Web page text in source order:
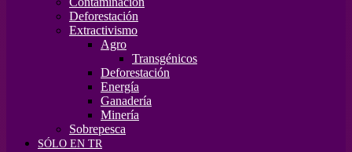
Deforestación
Extractivismo
Agro
Transgénicos
Deforestación
Energía
Ganadería
Minería
Sobrepesca
SÓLO EN TR